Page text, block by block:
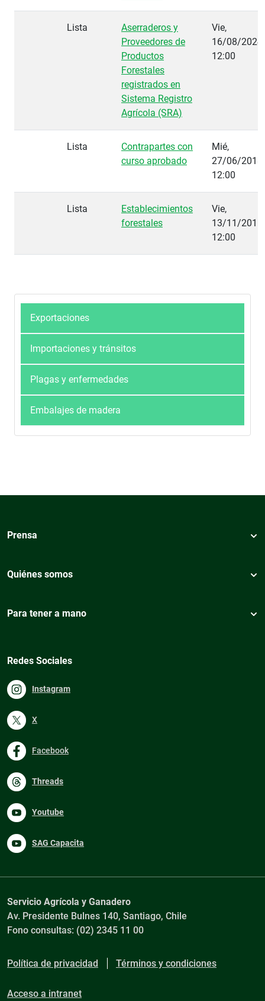
Lista
Aserraderos y
Proveedores de
Productos
Forestales
registrados en
Sistema Registro
Agrícola (SRA)
Vie,
16/08/2024
12:00
Lista
Contrapartes con
curso aprobado
Mié,
27/06/2018
12:00
Lista
Establecimientos
forestales
Vie,
13/11/2015
12:00
Exportaciones
Importaciones y tránsitos
Plagas y enfermedades
Embalajes de madera
Prensa
Quiénes somos
Para tener a mano
Redes Sociales
Instagram
X
Facebook
Threads
Youtube
SAG Capacita
Servicio Agrícola y Ganadero
Av. Presidente Bulnes 140, Santiago, Chile
Fono consultas: (02) 2345 11 00
Política de privacidad Términos y condiciones
Acceso a intranet